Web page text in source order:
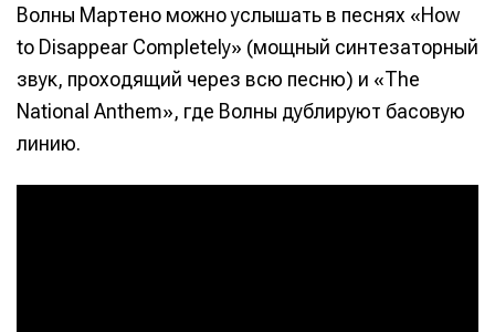
Волны Мартено можно услышать в песнях «How
to Disappear Completely» (мощный синтезаторный
звук, проходящий через всю песню) и «The
National Anthem», где Волны дублируют басовую
линию.